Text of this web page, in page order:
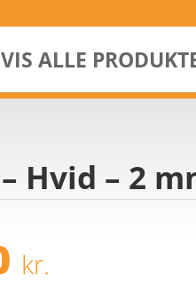
VIS ALLE
Hvid – 2
kr.